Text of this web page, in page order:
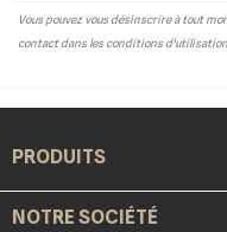
Vous pouvez vous désinscrire à tout
contact dans les conditions
PRODUITS
NOTRE SOCIÉTÉ